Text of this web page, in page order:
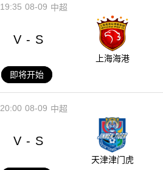
08-09
19:35 中超
V - S
上海海港
即将开始
08-09
20:00 中超
V - S
天津津门虎